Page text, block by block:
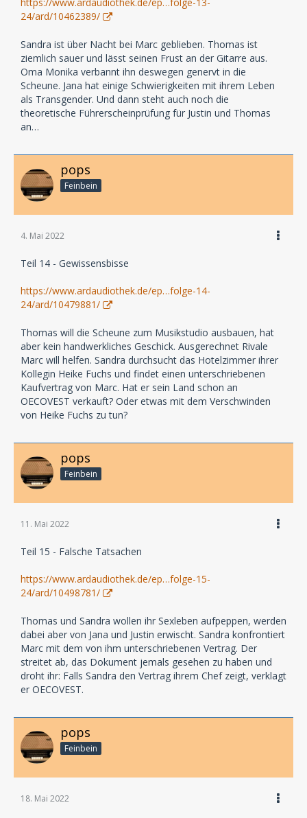
24/ard/10462389/
Sandra ist über Nacht bei Marc geblieben. Thomas ist
ziemlich sauer und lässt seinen Frust an der Gitarre aus.
Oma Monika verbannt ihn deswegen genervt in die
Scheune. Jana hat einige Schwierigkeiten mit ihrem Leben
als Transgender. Und dann steht auch noch die
theoretische Führerscheinprüfung für Justin und Thomas
an…
pops
Feinbein
4. Mai 2022
Teil 14 - Gewissensbisse
https://www.ardaudiothek.de/ep…folge-14-
24/ard/10479881/
Thomas will die Scheune zum Musikstudio ausbauen, hat
aber kein handwerkliches Geschick. Ausgerechnet Rivale
Marc will helfen. Sandra durchsucht das Hotelzimmer ihrer
Kollegin Heike Fuchs und findet einen unterschriebenen
Kaufvertrag von Marc. Hat er sein Land schon an
OECOVEST verkauft? Oder etwas mit dem Verschwinden
von Heike Fuchs zu tun?
pops
Feinbein
11. Mai 2022
Teil 15 - Falsche Tatsachen
https://www.ardaudiothek.de/ep…folge-15-
24/ard/10498781/
Thomas und Sandra wollen ihr Sexleben aufpeppen, werden
dabei aber von Jana und Justin erwischt. Sandra konfrontiert
Marc mit dem von ihm unterschriebenen Vertrag. Der
streitet ab, das Dokument jemals gesehen zu haben und
droht ihr: Falls Sandra den Vertrag ihrem Chef zeigt, verklagt
er OECOVEST.
pops
Feinbein
18. Mai 2022